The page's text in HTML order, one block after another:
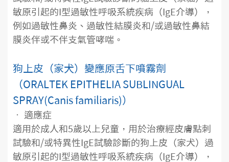
敏原引起的I型過敏性呼吸系統疾病（IgE介導），
例如過敏性鼻炎、過敏性結膜炎和/或過敏性鼻結
膜炎伴或不伴支氣管哮喘。
狗上皮（家犬）變應原舌下噴霧劑
（ORALTEK EPITHELIA SUBLINGUAL
SPRAY(Canis familiaris)）
• 適應症
適用於成人和5歲以上兒童，用於治療經皮膚點刺
試驗和/或特異性IgE試驗診斷的狗上皮（家犬）過
敏原引起的I型過敏性呼吸系統疾病（IgE介導），